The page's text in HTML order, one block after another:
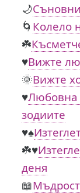
🌙
🌀 Колело
☘️
♥️Вижте
🌞Вижте
♥️Любовна
зодиите
♥️♠️
☘️♥️
деня
📖